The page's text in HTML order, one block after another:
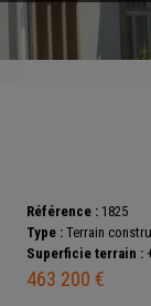
Référence : 1825
Type : Terrain
Superficie terrain :
463 200 €